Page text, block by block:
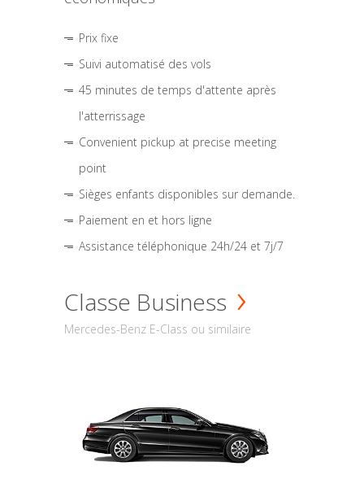
Prix fixe
Suivi automatisé des vols
45 minutes de temps d'attente après
l'atterrissage
Convenient pickup at precise meeting
point
Sièges enfants disponibles sur demande.
Paiement en et hors ligne
Assistance téléphonique 24h/24 et 7j/7
Classe Business
Mercedes-Benz E-Class ou similaire